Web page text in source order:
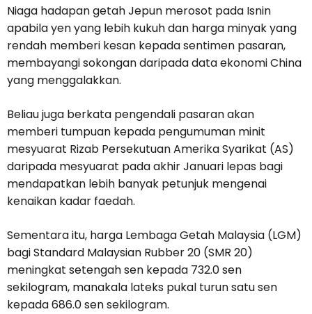
Niaga hadapan getah Jepun merosot pada Isnin
apabila yen yang lebih kukuh dan harga minyak yang
rendah memberi kesan kepada sentimen pasaran,
membayangi sokongan daripada data ekonomi China
yang menggalakkan.
Beliau juga berkata pengendali pasaran akan
memberi tumpuan kepada pengumuman minit
mesyuarat Rizab Persekutuan Amerika Syarikat (AS)
daripada mesyuarat pada akhir Januari lepas bagi
mendapatkan lebih banyak petunjuk mengenai
kenaikan kadar faedah.
Sementara itu, harga Lembaga Getah Malaysia (LGM)
bagi Standard Malaysian Rubber 20 (SMR 20)
meningkat setengah sen kepada 732.0 sen
sekilogram, manakala lateks pukal turun satu sen
kepada 686.0 sen sekilogram.